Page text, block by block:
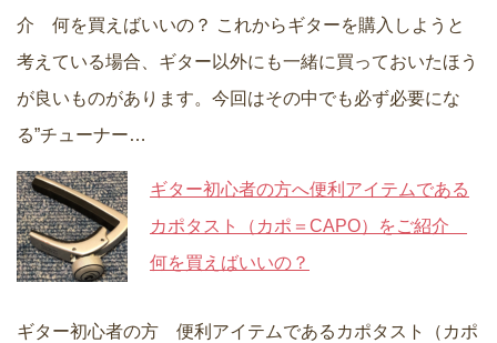
介 何を買えばいいの？ これからギターを購入しようと
考えている場合、ギター以外にも一緒に買っておいたほう
が良いものがあります。今回はその中でも必ず必要にな
る”チューナー…
ギター初心者の方へ便利アイテムである
カポタスト（カポ＝CAPO）をご紹介
何を買えばいいの？
ギター初心者の方 便利アイテムであるカポタスト（カポ